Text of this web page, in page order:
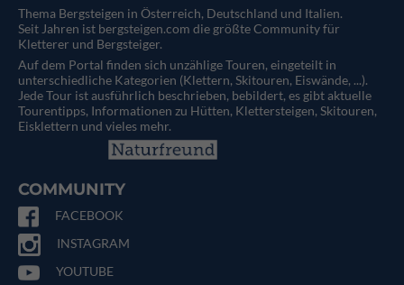
Thema Bergsteigen in Österreich, Deutschland und Italien.
Seit Jahren ist bergsteigen.com die größte Community für
Kletterer und Bergsteiger.
Auf dem Portal finden sich unzählige Touren, eingeteilt in
unterschiedliche Kategorien (Klettern, Skitouren, Eiswände, ...).
Jede Tour ist ausführlich beschrieben, bebildert, es gibt aktuelle
Tourentipps, Informationen zu Hütten, Klettersteigen, Skitouren,
Eisklettern und vieles mehr.
COMMUNITY
FACEBOOK
INSTAGRAM
YOUTUBE